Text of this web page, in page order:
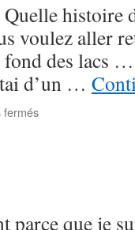
histoire
voulez aller
fond des lacs
d’un …
ferméssur
#
parce que je